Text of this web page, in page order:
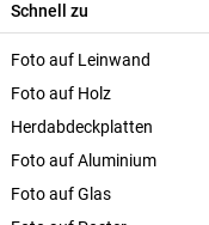
Schnell zu
Foto auf Leinwand
Foto auf Holz
Herdabdeckplatten
Foto auf Aluminium
Foto auf Glas